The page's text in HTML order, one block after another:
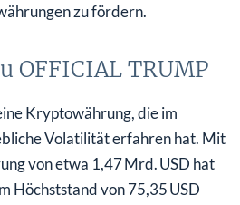
zu fördern.
OFFICIAL TRUMP
Kryptowährung, die im
Volatilität erfahren hat. Mit
von etwa 1,47 Mrd. USD hat
Höchststand von 75,35 USD